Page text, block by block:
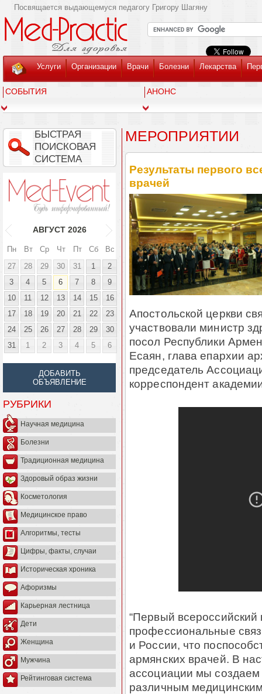
Посвящается выдающемуся педагогу Григору Шагяну
Услуги Организации Врачи Болезни Лекарства
СОБЫТИЯ АНОНС
БЫСТРАЯ
ПОИСКОВАЯ
СИСТЕМА
АВГУСТ 2026
Пн Вт Ср Чт Пт Сб
Вс
27
28 29 30 31 1
2
3
4 5 6 7 8
9
10
11 12 13 14 15
16
17
18 19 20 21 22
23
24
25 26 27 28 29
30
31
1 2 3 4 5 6
ДОБАВИТЬ
ОБЪЯВЛЕНИЕ
РУБРИКИ
Научная медицина
Болезни
Традиционная медицина
Здоровый образ жизни
Косметология
Медицинское право
Алгоритмы, тесты
Цифры, факты, случаи
Историческая хроника
Афоризмы
Карьерная лестница
Дети
Женщина
Мужчина
Рейтинговая система
МЕРОПРИЯТИИ
Результаты первого
врачей
Апостольской церкви
участвовали министр
посол Республики
Есаян, глава епархии
председатель
корреспондент
“Первый всероссийский
профессиональные
и России, что
армянских врачей. В
ассоциации мы
различным